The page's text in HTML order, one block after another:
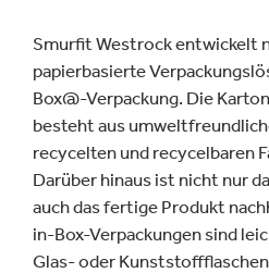
Smurfit Westrock entwickelt
papierbasierte
Box@-Verpackung. Die
besteht aus
recycelten und recycelbaren
Darüber hinaus ist nicht nur
auch das fertige Produkt
in-Box-Verpackungen sind
Glas- oder